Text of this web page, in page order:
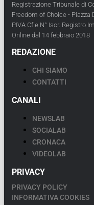
Registrazione Tribunale di
Freedom of Choice - Piazza
PIVA Cf e N° Iscr. Registro
Online dal 14 febbraio 2018
REDAZIONE
CHI SIAMO
CONTATTI
CANALI
NEWSLAB
SOCIALAB
CRONACA
VIDEOLAB
PRIVACY
PRIVACY POLICY
INFORMATIVA COOKIES